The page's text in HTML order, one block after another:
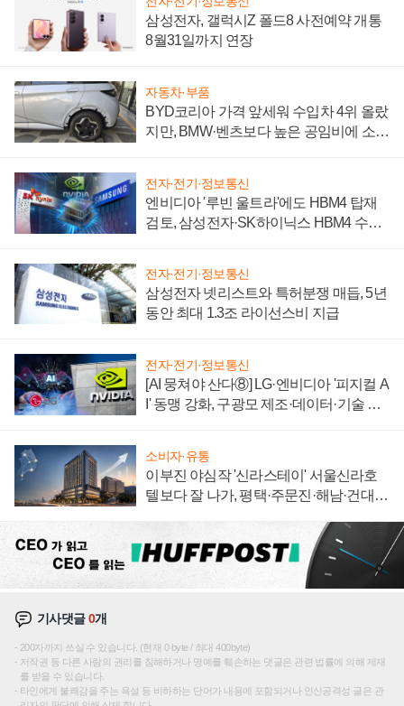
삼성전자, 갤럭시Z 폴드8 사전예약 개통
8월31일까지 연장
자동차·부품
BYD코리아 가격 앞세워 수입차 4위 올랐
지만, BMW·벤츠보다 높은 공임비에 소비
전자·전기·정보통신
엔비디아 '루빈 울트라'에도 HBM4 탑재
검토, 삼성전자·SK하이닉스 HBM4 수율
전자·전기·정보통신
삼성전자 넷리스트와 특허분쟁 매듭, 5년
동안 최대 1.3조 라이선스비 지급
전자·전기·정보통신
[AI 뭉쳐야 산다⑧] LG·엔비디아 '피지컬 A
I' 동맹 강화, 구광모 제조·데이터·기술 결
소비자·유통
이부진 야심작 '신라스테이' 서울신라호
텔보다 잘 나가, 평택·주문진·해남·건대로
기사댓글0개
200자까지 쓰실 수 있습니다. (현재 0 byte / 최대 400byte)
저작권 등 다른 사람의 권리를 침해하거나 명예를 훼손하는 댓글은 관련 법률에 의해 제재
를 받을 수 있습니다.
타인에게 불쾌감을 주는 욕설 등 비하하는 단어가 내용에 포함되거나 인신공격성 글은 관